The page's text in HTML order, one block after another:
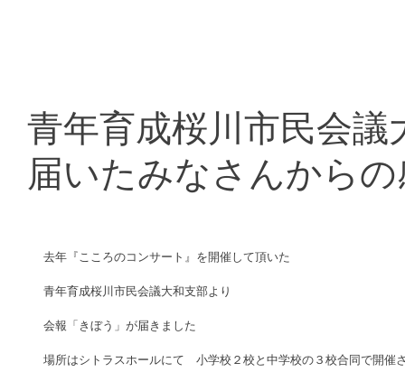
青年育成桜川市民会議
届いたみなさんから
去年『こころのコンサート』を開催して頂いた
青年育成桜川市民会議大和支部より
会報「きぼう」が届きました
場所はシトラスホールにて　小学校２校と中学校の３校合同で開催